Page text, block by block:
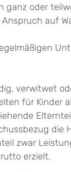
ganz oder
auf
verwitwet
für Kinder
die
zwar
erzielt.